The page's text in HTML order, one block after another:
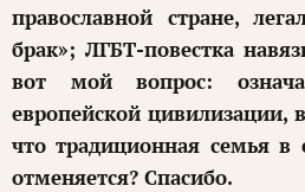
православной стране,
брак»; ЛГБТ-повестка
вот мой вопрос:
европейской цивилизации,
что традиционная семья в
отменяется? Спасибо.